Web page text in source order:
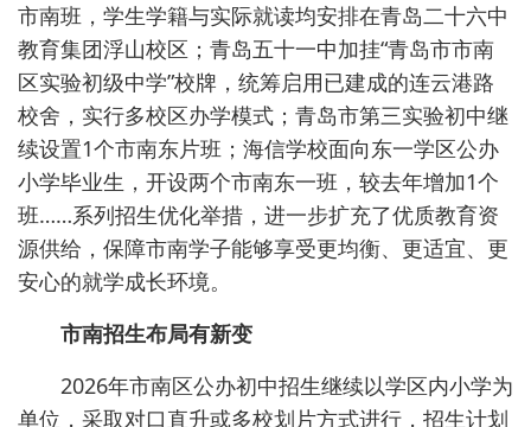
市南班，学生学籍与实际就读均安排在青岛二十六中
教育集团浮山校区；青岛五十一中加挂“青岛市市南
区实验初级中学”校牌，统筹启用已建成的连云港路
校舍，实行多校区办学模式；青岛市第三实验初中继
续设置1个市南东片班；海信学校面向东一学区公办
小学毕业生，开设两个市南东一班，较去年增加1个
班……系列招生优化举措，进一步扩充了优质教育资
源供给，保障市南学子能够享受更均衡、更适宜、更
安心的就学成长环境。
市南招生布局有新变
2026年市南区公办初中招生继续以学区内小学为
单位，采取对口直升或多校划片方式进行，招生计划